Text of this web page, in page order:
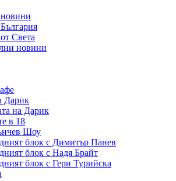
Света
новини
Дарик
на Дарик
в 18
Шоу
блок с Димитър Панев
блок с Надя Брайт
блок с Гери Турийска